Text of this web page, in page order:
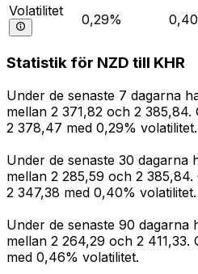
Volatilitet
0,29%
Statistik för NZD till KHR
Under de senaste 7 dagarna
mellan 2 371,82 och 2 385,84.
2 378,47 med 0,29% volatilitet.
Under de senaste 30 dagarna
mellan 2 285,59 och 2
2 347,38 med 0,40% volatilitet.
Under de senaste 90 dagarna
mellan 2 264,29 och 2 411,33.
med 0,46% volatilitet.